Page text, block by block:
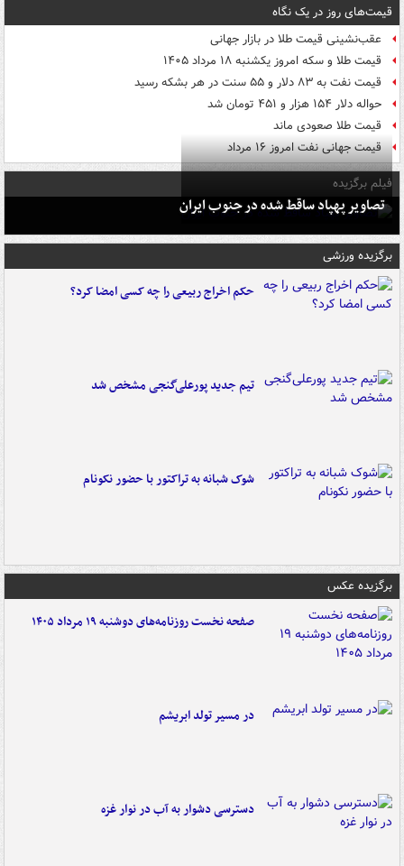
قیمت‌های روز در یک نگاه
عقب‌نشینی قیمت طلا در بازار جهانی
قیمت طلا و سکه امروز یکشنبه ۱۸ مرداد ۱۴۰۵
قیمت نفت به ۸۳ دلار و ۵۵ سنت در هر بشکه رسید
حواله دلار ۱۵۴ هزار و ۴۵۱ تومان شد
قیمت طلا صعودی ماند
قیمت جهانی نفت امروز ۱۶ مرداد
فیلم برگزیده
تصاویر پهپاد ساقط شده در جنوب ایران
برگزیده ورزشی
حکم اخراج ربیعی را چه کسی امضا کرد؟
تیم جدید پورعلی‌گنجی مشخص شد
شوک شبانه به تراکتور با حضور نکونام
برگزیده عکس
صفحه نخست روزنامه‌های دوشنبه ۱۹ مرداد ۱۴۰۵
در مسیر تولد ابریشم
دسترسی دشوار به آب در نوار غزه